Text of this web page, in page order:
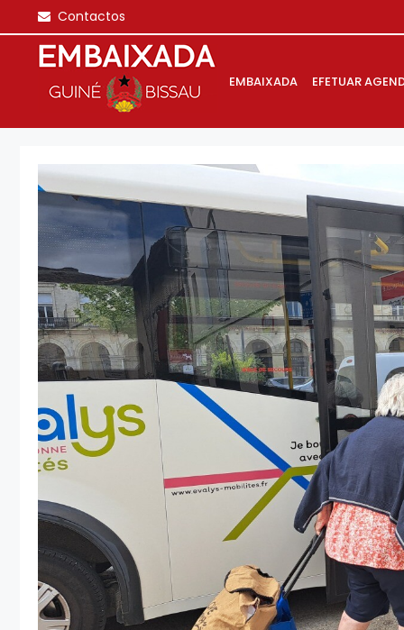
Saltar
para
Contactos
EMBAIXADA EFETUAR